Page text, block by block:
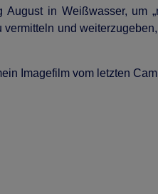
in Weißwasser, um
und
Imagefilm vom letzten